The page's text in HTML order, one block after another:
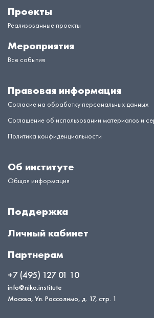
Проекты
Реализованные проекты
Мероприятия
Все события
Правовая информация
Согласие на обработку персональных данных
Соглашение об использовании материалов и
Политика конфиденциальности
Об институте
Общая информация
Поддержка
Личный кабинет
Партнерам
+7 (495) 127 01 10
info@niko.institute
Москва, Ул. Россолимо, д. 17, стр. 1